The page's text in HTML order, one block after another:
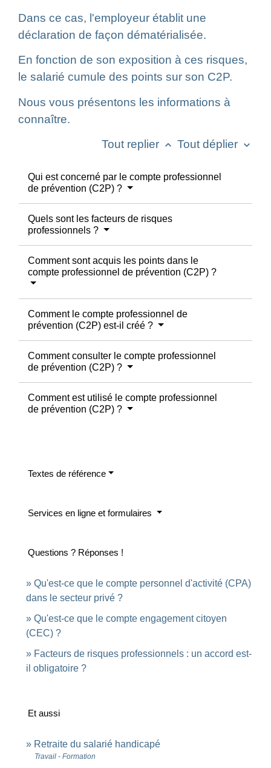
Dans ce cas, l'employeur établit une
déclaration de façon dématérialisée.
En fonction de son exposition à ces risques,
le salarié cumule des points sur son C2P.
Nous vous présentons les informations à
connaître.
Tout replier keyboard_arrow_up Tout déplier keyboard_arrow_down
Qui est concerné par le compte professionnel
de prévention (C2P) ?
Quels sont les facteurs de risques
professionnels ?
Comment sont acquis les points dans le
compte professionnel de prévention (C2P) ?
Comment le compte professionnel de
prévention (C2P) est-il créé ?
Comment consulter le compte professionnel
de prévention (C2P) ?
Comment est utilisé le compte professionnel
de prévention (C2P) ?
Textes de référence
Services en ligne et formulaires
Questions ? Réponses !
Qu'est-ce que le compte personnel d'activité (CPA)
dans le secteur privé ?
Qu'est-ce que le compte engagement citoyen
(CEC) ?
Facteurs de risques professionnels : un accord est-
il obligatoire ?
Et aussi
Retraite du salarié handicapé
Travail - Formation